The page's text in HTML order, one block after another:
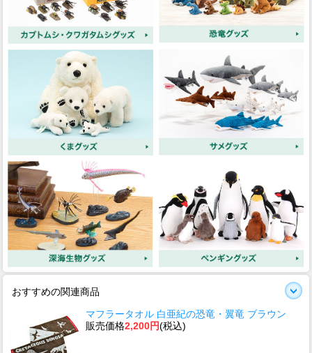
おすすめの関連商品
マフラータオル 白亜紀の恐竜・翼竜 ブラウン
販売価格2,200円(税込)